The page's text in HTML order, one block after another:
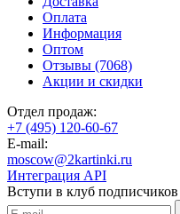
Оплата
Информация
Оптом
Отзывы (7068)
Акции и скидки
Отдел продаж:
+7 (495) 120-60-67
E-mail:
moscow@2kartinki.ru
Интеграция API
Вступи в клуб подписчиков